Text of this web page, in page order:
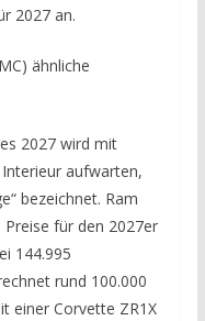
2027 an.
ähnliche
2027 wird mit
aufwarten,
bezeichnet. Ram
für den 2027er
144.995
rund 100.000
einer Corvette ZR1X